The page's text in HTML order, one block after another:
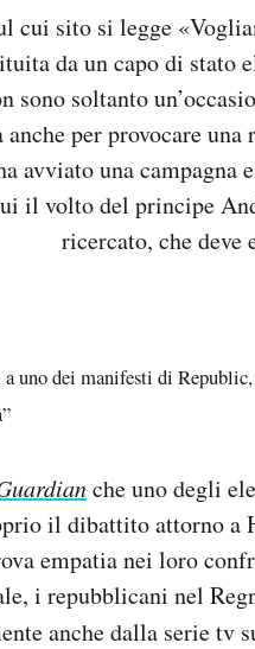
cui sito si legge
da un capo di stato
sono soltanto
per provocare
avviato una
il volto del principe
ricercato, che deve
uno dei manifesti di
che uno degli
il dibattito attorno a
empatia nei loro
i repubblicani nel
anche dalla serie tv